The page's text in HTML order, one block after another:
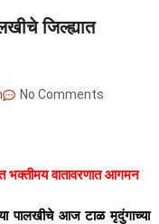
जिल्ह्यात
No Comments
भक्तीमय वातावरणात आगमन
पालखीचे आज टाळ मृदुंगाच्या